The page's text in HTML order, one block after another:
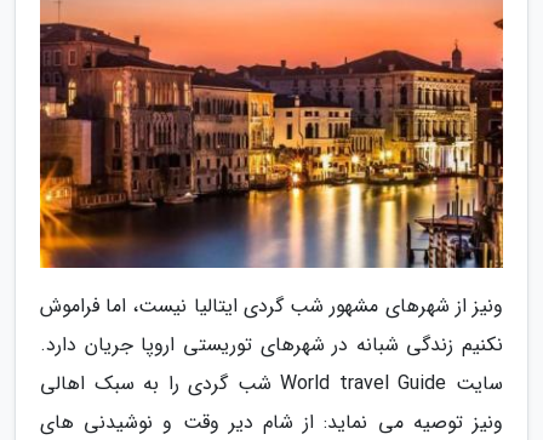
ونیز از شهرهای مشهور شب گردی ایتالیا نیست، اما فراموش
نکنیم زندگی شبانه در شهرهای توریستی اروپا جریان دارد.
سایت World travel Guide شب گردی را به سبک اهالی
ونیز توصیه می نماید: از شام دیر وقت و نوشیدنی های